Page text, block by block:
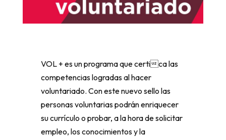
VOL + es un programa que certica las
competencias logradas al hacer
voluntariado. Con este nuevo sello las
personas voluntarias podrán enriquecer
su currículo o probar, a la hora de solicitar
empleo, los conocimientos y la